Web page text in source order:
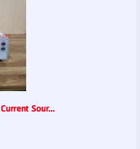
Sour...